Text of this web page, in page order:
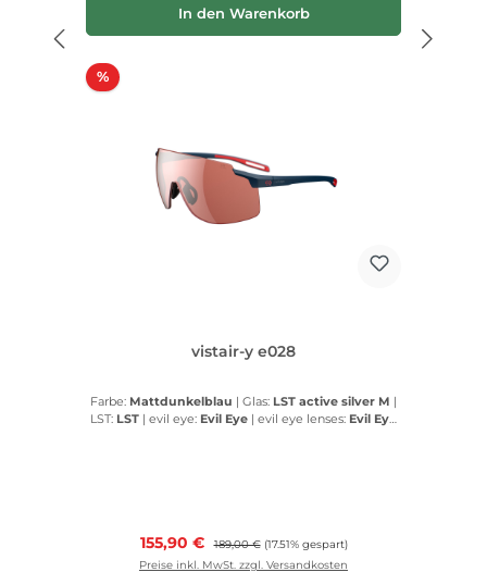
In den Warenkorb
%Rabatt
vistair-y e028
Farbe: Mattdunkelblau | Glas: LST active silver M |
LST: LST | evil eye: Evil Eye | evil eye lenses: Evil Eye
Verkaufspreis:
155,90 € Regulärer Preis:
189,00 € (17.51% gespart)
Preise inkl. MwSt. zzgl. Versandkosten